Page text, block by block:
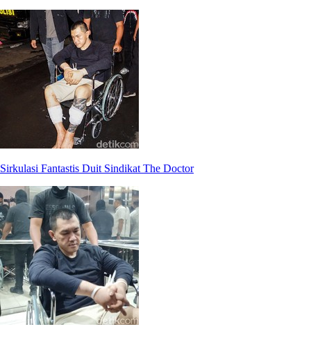
Sirkulasi Fantastis Duit Sindikat The Doctor